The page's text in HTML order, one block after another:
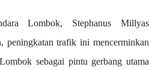
Lombok, Stephanus Millyas
peningkatan trafik ini mencerminkan
sebagai pintu gerbang utama